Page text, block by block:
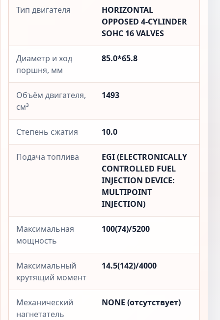
Тип двигателя
HORIZONTAL
OPPOSED 4-CYLINDER
SOHC 16 VALVES
Диаметр и ход
поршня, мм
85.0*65.8
Объём двигателя,
см³
1493
Степень сжатия 10.0
Подача топлива
EGI (ELECTRONICALLY
CONTROLLED FUEL
INJECTION DEVICE:
MULTIPOINT
INJECTION)
Максимальная
мощность
100(74)/5200
Максимальный
крутящий момент
14.5(142)/4000
Механический
нагнетатель
NONE (отсутствует)